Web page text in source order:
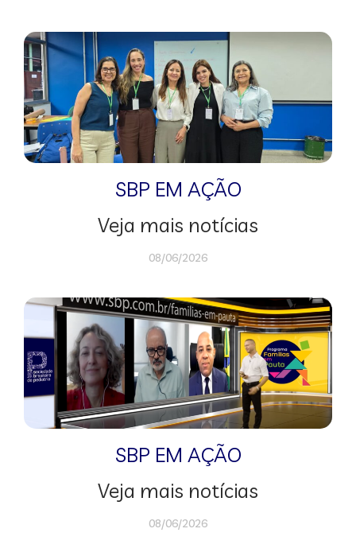
SBP EM AÇÃO
Veja mais notícias
08/06/2026
SBP EM AÇÃO
Veja mais notícias
08/06/2026